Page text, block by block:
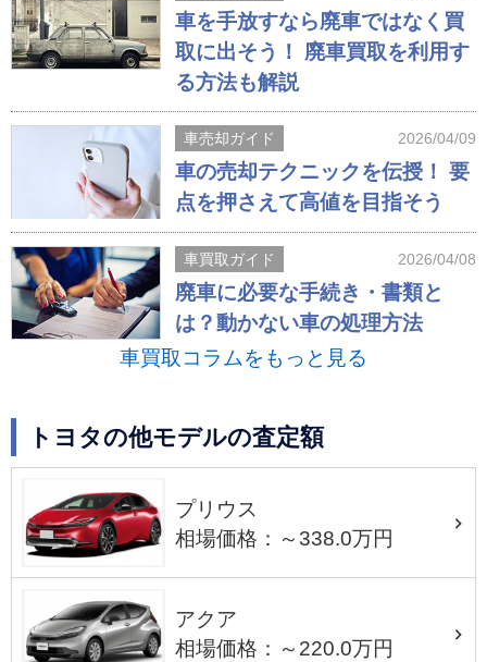
車を手放すなら廃車ではなく買
取に出そう！ 廃車買取を利用す
る方法も解説
車売却ガイド 2026/04/09
車の売却テクニックを伝授！ 要
点を押さえて高値を目指そう
車買取ガイド 2026/04/08
廃車に必要な手続き・書類と
は？動かない車の処理方法
車買取コラムをもっと見る
トヨタの他モデルの査定額
プリウス
相場価格：～338.0万円
アクア
相場価格：～220.0万円